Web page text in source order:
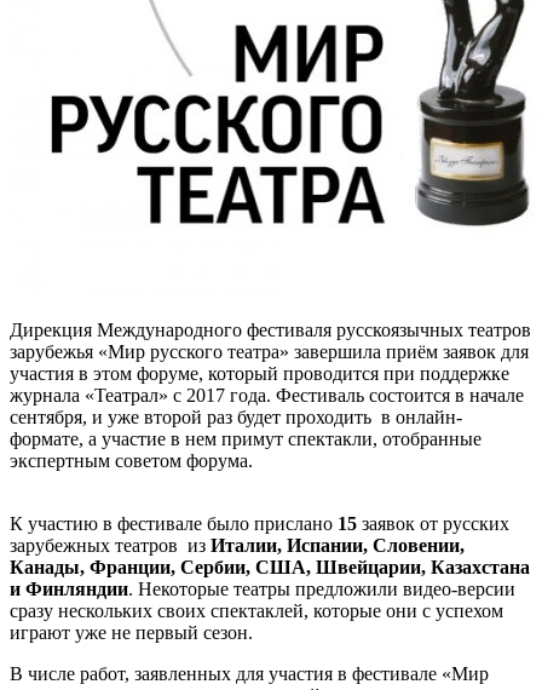
Дирекция Международного фестиваля русскоязычных театров
зарубежья «Мир русского театра» завершила приём заявок для
участия в этом форуме, который проводится при поддержке
журнала «Театрал» с 2017 года. Фестиваль состоится в начале
сентября, и уже второй раз будет проходить в онлайн-
формате, а участие в нем примут спектакли, отобранные
экспертным советом форума.
К участию в фестивале было прислано 15 заявок от русских
зарубежных театров из Италии, Испании, Словении,
Канады, Франции, Сербии, США, Швейцарии, Казахстана
и Финляндии. Некоторые театры предложили видео-версии
сразу нескольких своих спектаклей, которые они с успехом
играют уже не первый сезон.
В числе работ, заявленных для участия в фестивале «Мир